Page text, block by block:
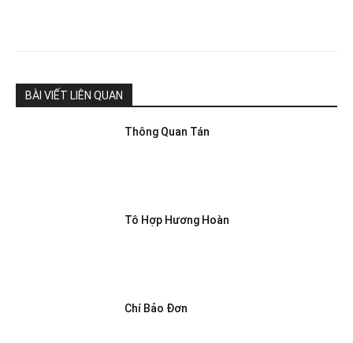
BÀI VIẾT LIÊN QUAN
Thông Quan Tán
Tô Hợp Hương Hoàn
Chí Bảo Đơn